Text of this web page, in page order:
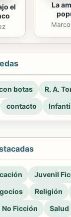
el
La
botas
R. A.
contacto
Juvenil
Religión
Ficción Salud